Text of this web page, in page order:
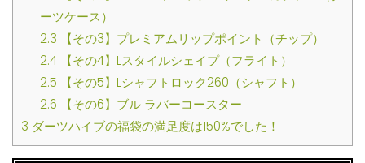
ーツケース）
2.3 【その3】プレミアムリップポイント（チップ）
2.4【その4】Lスタイルシェイプ（フライト）
2.5 【その5】Lシャフトロック260（シャフト）
2.6 【その6】ブル ラバーコースター
3 ダーツハイブの福袋の満足度は150%でした！